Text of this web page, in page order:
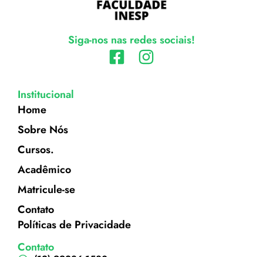
Siga-nos nas redes sociais!
Institucional
Home
Sobre Nós
Cursos.
Acadêmico
Matricule-se
Contato
Políticas de Privacidade
Contato